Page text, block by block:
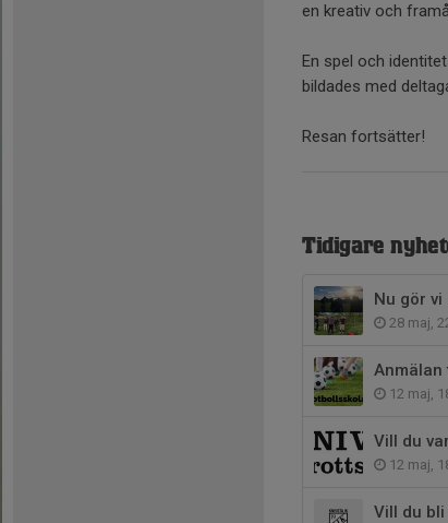
en kreativ och
En spel och
bildades med
Resan fortsätter!
Tidigare
Nu gör
28 maj,
Anmälan
12 maj,
Vill du
12 maj,
Vill du